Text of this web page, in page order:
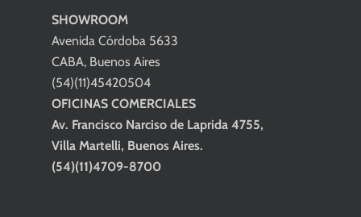
SHOWROOM
Avenida Córdoba 5633
CABA, Buenos Aires
(54)(11)45420504
OFICINAS COMERCIALES
Av. Francisco Narciso de Laprida 4755,
Villa Martelli, Buenos Aires.
(54)(11)4709-8700